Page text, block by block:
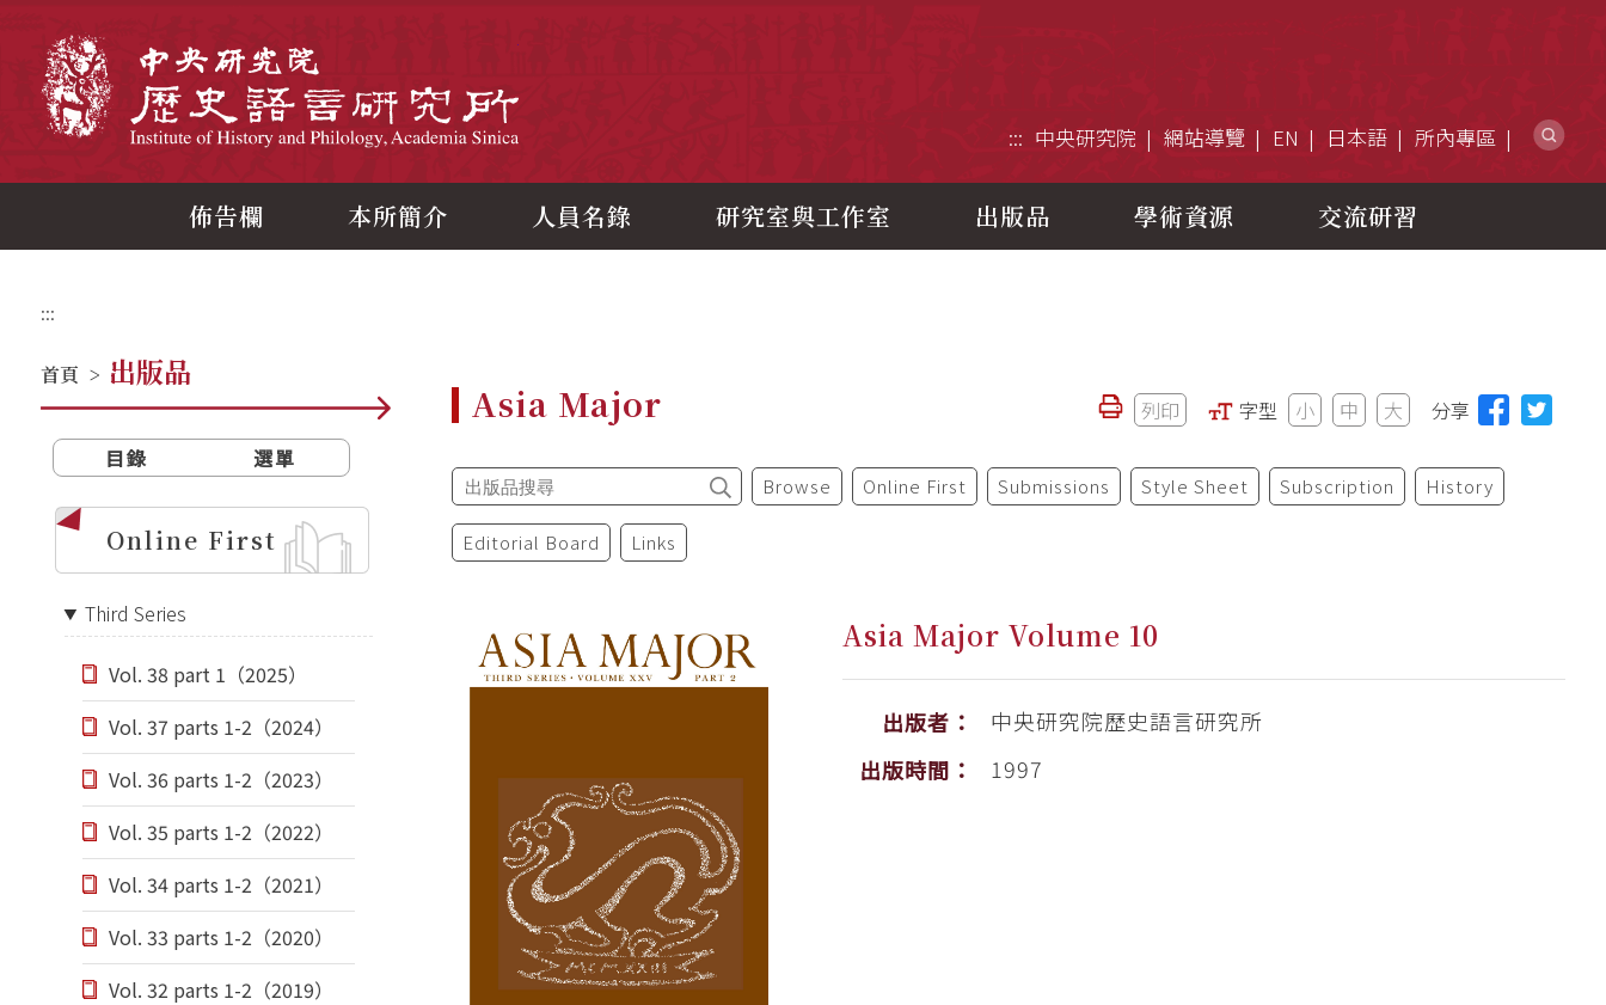
::: 中央研究院 網站導覽 EN 日本語 所內專區
佈告欄 本所簡介 人員名錄 研究室與工作室 出版品 學術資源 交流研習
:::
首頁 > 出版品
目錄 選單
Online First
Third Series
Vol. 38 part 1（2025）
Vol. 37 parts 1-2（2024）
Vol. 36 parts 1-2（2023）
Vol. 35 parts 1-2（2022）
Vol. 34 parts 1-2（2021）
Vol. 33 parts 1-2（2020）
Vol. 32 parts 1-2（2019）
Asia Major 列印 字型 小 中 大 分享
Browse Online First Submissions Style Sheet Subscription History
Editorial Board Links
Asia Major Volume 10
出版者：
中央研究院歷史語言研究所
出版時間：
1997